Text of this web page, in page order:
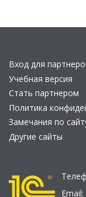
Вход для
Учебная версия
Стать партнером
Политика
Замечания по
Другие сайты
Email: